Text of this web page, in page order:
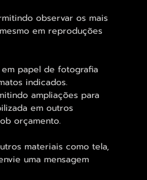
observar os mais
em reproduções
papel de fotografia
indicados.
ampliações para
em outros
orçamento.
materiais como tela,
uma mensagem